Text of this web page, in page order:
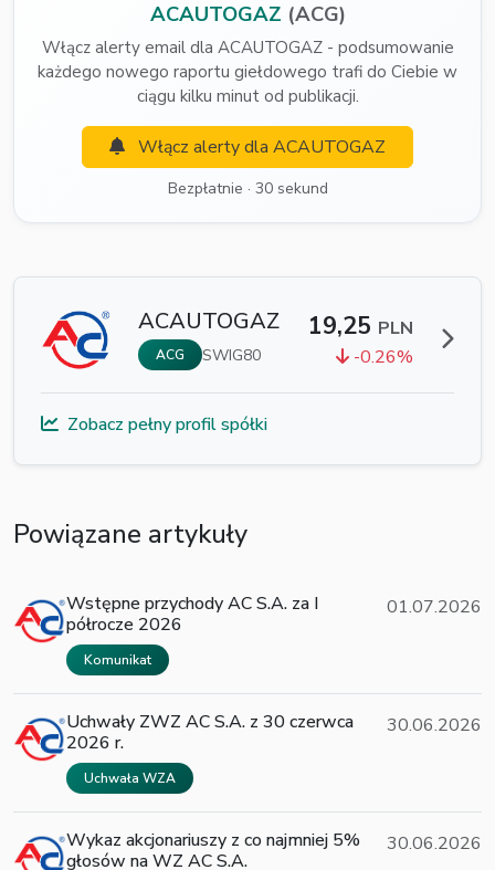
ACAUTOGAZ (ACG)
Włącz alerty email dla ACAUTOGAZ - podsumowanie
każdego nowego raportu giełdowego trafi do Ciebie w
ciągu kilku minut od publikacji.
Włącz alerty dla ACAUTOGAZ
Bezpłatnie · 30 sekund
ACAUTOGAZ
ACG SWIG80
19,25 PLN
-0.26%
Zobacz pełny profil spółki
Powiązane artykuły
Wstępne przychody AC S.A. za I
półrocze 2026
Komunikat
01.07.2026
Uchwały ZWZ AC S.A. z 30 czerwca
2026 r.
Uchwała WZA
30.06.2026
Wykaz akcjonariuszy z co najmniej 5%
głosów na WZ AC S.A.
30.06.2026